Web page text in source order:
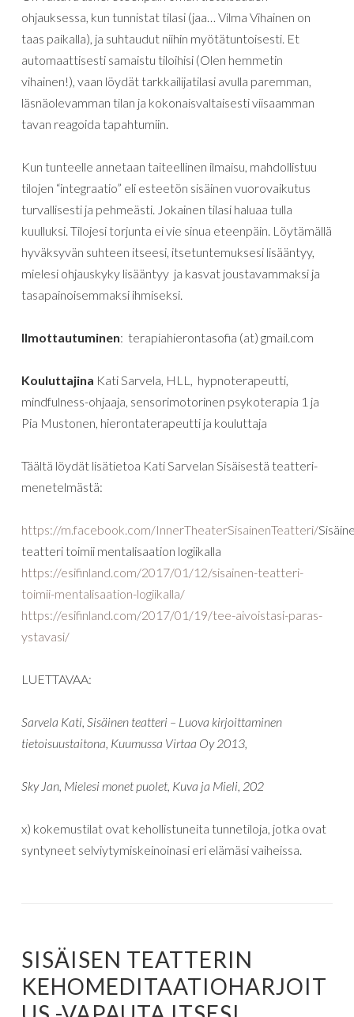
ohjauksessa, kun tunnistat tilasi (jaa… Vilma Vihainen on
taas paikalla), ja suhtaudut niihin myötätuntoisesti. Et
automaattisesti samaistu tiloihisi (Olen hemmetin
vihainen!), vaan löydät tarkkailijatilasi avulla paremman,
läsnäolevamman tilan ja kokonaisvaltaisesti viisaamman
tavan reagoida tapahtumiin.
Kun tunteelle annetaan taiteellinen ilmaisu, mahdollistuu
tilojen “integraatio” eli esteetön sisäinen vuorovaikutus
turvallisesti ja pehmeästi. Jokainen tilasi haluaa tulla
kuulluksi. Tilojesi torjunta ei vie sinua eteenpäin. Löytämällä
hyväksyvän suhteen itseesi, itsetuntemuksesi lisääntyy,
mielesi ohjauskyky lisääntyy ja kasvat joustavammaksi ja
tasapainoisemmaksi ihmiseksi.
Ilmottautuminen: terapiahierontasofia (at) gmail.com
Kouluttajina Kati Sarvela, HLL, hypnoterapeutti,
mindfulness-ohjaaja, sensorimotorinen psykoterapia 1 ja
Pia Mustonen, hierontaterapeutti ja kouluttaja
Täältä löydät lisätietoa Kati Sarvelan Sisäisestä teatteri-
menetelmästä:
https://m.facebook.com/InnerTheaterSisainenTeatteri/
teatteri toimii mentalisaation logiikalla
https://esifinland.com/2017/01/12/sisainen-teatteri-
toimii-mentalisaation-logiikalla/
https://esifinland.com/2017/01/19/tee-aivoistasi-paras-
ystavasi/
LUETTAVAA:
Sarvela Kati, Sisäinen teatteri – Luova kirjoittaminen
tietoisuustaitona, Kuumussa Virtaa Oy 2013,
Sky Jan, Mielesi monet puolet, Kuva ja Mieli, 202
x) kokemustilat ovat kehollistuneita tunnetiloja, jotka ovat
syntyneet selviytymiskeinoinasi eri elämäsi vaiheissa.
SISÄISEN TEATTERIN
KEHOMEDITAATIOHARJOIT